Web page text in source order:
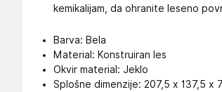
kemikalijam, da ohranite leseno
Barva: Bela
Material: Konstruiran les
Okvir material: Jeklo
Splošne dimenzije: 207,5 x 137,5 x